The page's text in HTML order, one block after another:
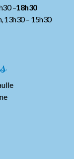
–18h30
13h30– 15h30